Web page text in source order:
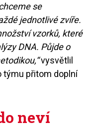
se
jednotlivé zvíře.
vzorků, které
DNA. Půjde o
vysvětlil
týmu přitom doplní
neví